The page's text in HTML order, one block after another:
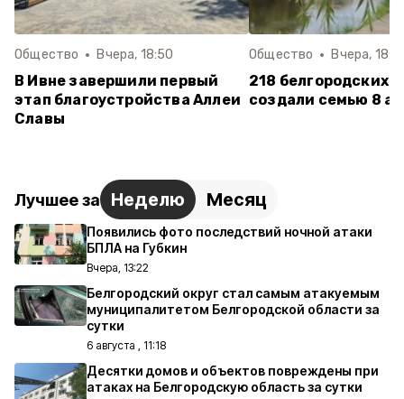
Общество Вчера, 18:50
В Ивне завершили первый
этап благоустройства Аллеи
Славы
Общество Вчера,
218 белгородских
создали семью 8
Лучшее за Неделю Месяц
Появились фото последствий ночной атаки
БПЛА на Губкин
Вчера, 13:22
Белгородский округ стал самым атакуемым
муниципалитетом Белгородской области за
сутки
6 августа , 11:18
Десятки домов и объектов повреждены при
атаках на Белгородскую область за сутки